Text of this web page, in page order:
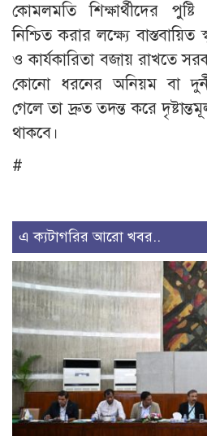
কোমলমতি শিক্ষার্থীদের
নিশ্চিত করার লক্ষ্যে
ও কার্যকারিতা বজায় রাখতে
কোনো ধরনের অনিয়ম বা
গেলে তা দ্রুত তদন্ত করে
থাকবে।
#
এ ক্যটাগরির আরো খবর..